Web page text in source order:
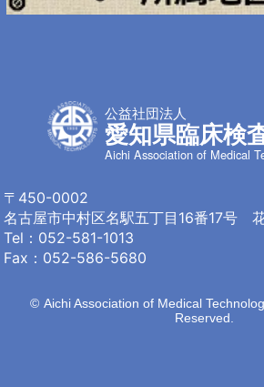
公益社団法人
愛知県臨床検
Aichi Association of Medical
〒450-0002
名古屋市中村区名駅五丁目16番17号
Tel： 052-581-1013
Fax：052-586-5680
© Aichi Association of Medical
Reserved.